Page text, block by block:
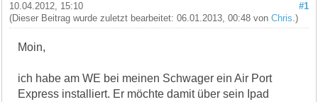
#1
10.04.2012, 15:10
(Dieser Beitrag wurde zuletzt bearbeitet: 06.01.2013, 00:48 vonChris .)
Moin,
ich habe am WE bei meinen Schwager ein Air Port
Express installiert. Er möchte damit über sein Ipad